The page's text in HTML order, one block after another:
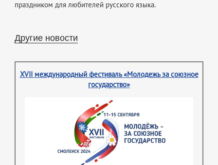
праздником для любителей русского языка.
Другие новости
XVII международный фестиваль «Молодежь за союзное
государство»